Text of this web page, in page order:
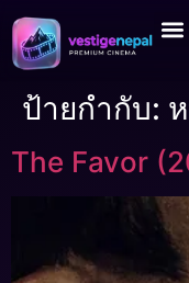
ป้ายกำกับ:
The Favor